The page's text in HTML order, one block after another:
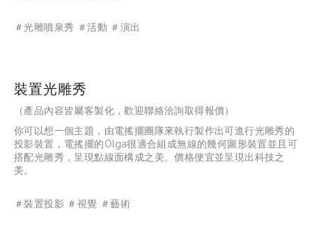
＃光雕噴泉秀 ＃活動 ＃演出
裝置光雕秀
（產品內容皆屬客製化，歡迎聯絡洽詢取得報價）
你可以想一個主題，由電搖擺團隊來執行製作出可進行光雕秀的
投影裝置，電搖擺的Olga很適合組成無線的幾何圖形裝置並且可
搭配光雕秀，呈現點線面構成之美。價格便宜並呈現出科技之
美。
＃裝置投影 ＃視覺 ＃藝術